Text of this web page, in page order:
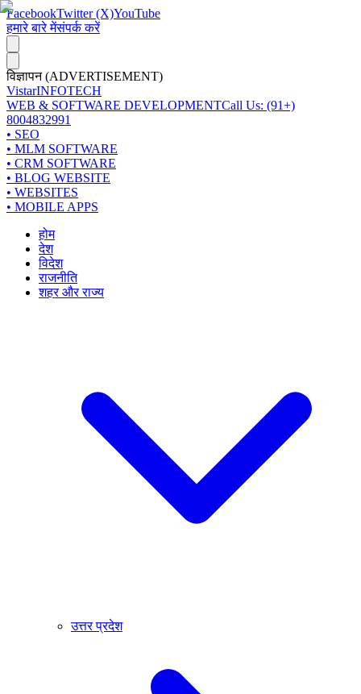
FacebookTwitter (X)YouTube
हमारे बारे मेंसंपर्क करें
विज्ञापन (ADVERTISEMENT)
VistarINFOTECH
WEB & SOFTWARE DEVELOPMENTCall Us: (91+)
8004832991
• SEO
• MLM SOFTWARE
• CRM SOFTWARE
• BLOG WEBSITE
• WEBSITES
• MOBILE APPS
होम
देश
विदेश
राजनीति
शहर और राज्य
उत्तर प्रदेश